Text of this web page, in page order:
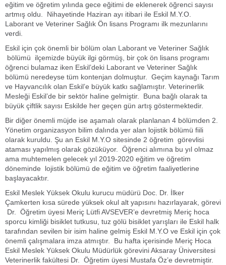
eğitim ve öğretim yılında gece eğitimi de eklenerek öğrenci sayısı
artmış oldu. Nihayetinde Haziran ayı itibari ile Eskil M.Y.O.
Laborant ve Veteriner Sağlık Ön lisans Programı ilk mezunlarını
verdi.
Eskil için çok önemli bir bölüm olan Laborant ve Veteriner Sağlık
bölümü ilçemizde büyük ilgi görmüş, bir çok ön lisans programı
öğrenci bulamaz iken Eskil’deki Laborant ve Veteriner Sağlık
bölümü neredeyse tüm kontenjan dolmuştur. Geçim kaynağı Tarım
ve Hayvancılık olan Eskil’e büyük katkı sağlamıştır. Veterinerlik
Mesleği Eskil’de bir sektör haline gelmiştir. Buna bağlı olarak ta
büyük çiftlik sayısı Eskilde her geçen gün artış göstermektedir.
Bir diğer önemli müjde ise aşamalı olarak planlanan 4 bölümden 2.
Yönetim organizasyon bilim dalında yer alan lojistik bölümü fiili
olarak kuruldu. Şu an Eskil M.Y.O sitesinde 2 öğretim görevlisi
ataması yapılmış olarak gözüküyor. Öğrenci alımına bu yıl olmaz
ama muhtemelen gelecek yıl 2019-2020 eğitim ve öğretim
döneminde lojistik bölümü de eğitim ve öğretim faaliyetlerine
başlayacaktır.
Eskil Meslek Yüksek Okulu kurucu müdürü Doc. Dr. İlker
Çamkerten kısa sürede yüksek okul alt yapısını hazırlayarak, görevi
Dr. Öğretim üyesi Meriç Lütfi AVSEVER’e devretmiş Meriç hoca
sporcu kimliği bisiklet tutkusu, tuz gölü bisiklet yarışları ile Eskil halk
tarafından sevilen bir isim haline gelmiş Eskil M.Y.O ve Eskil için çok
önemli çalışmalara imza atmıştır. Bu hafta içerisinde Meriç Hoca
Eskil Meslek Yüksek Okulu Müdürlük görevini Aksaray Üniversitesi
Veterinerlik fakültesi Dr. Öğretim üyesi Mustafa Öz’e devretmiştir.